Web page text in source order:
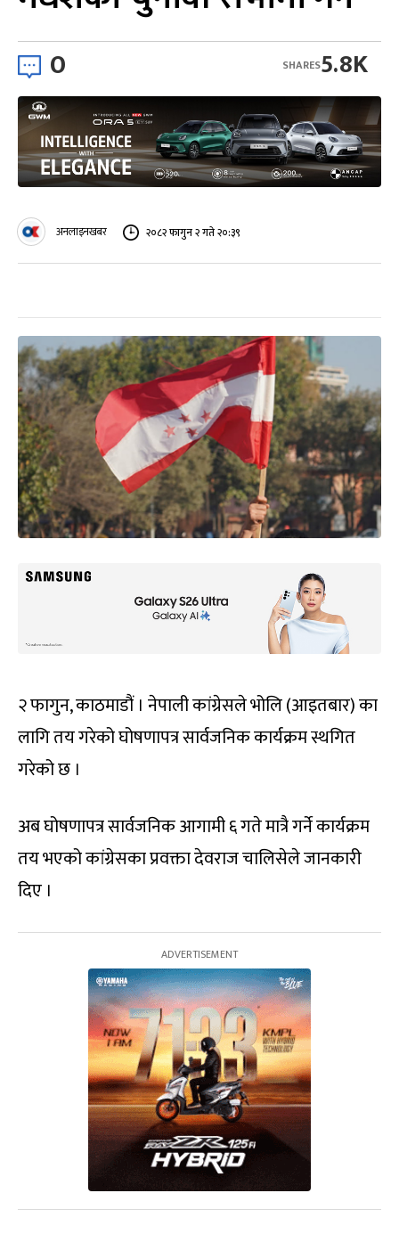
0 5.8K
SHARES
अनलाइनखबर २०८२ फागुन २ गते २०:३९
२ फागुन, काठमाडौं । नेपाली कांग्रेसले भोलि (आइतबार) का
लागि तय गरेको घोषणापत्र सार्वजनिक कार्यक्रम स्थगित
गरेको छ ।
अब घोषणापत्र सार्वजनिक आगामी ६ गते मात्रै गर्ने कार्यक्रम
तय भएको कांग्रेसका प्रवक्ता देवराज चालिसेले जानकारी
दिए ।